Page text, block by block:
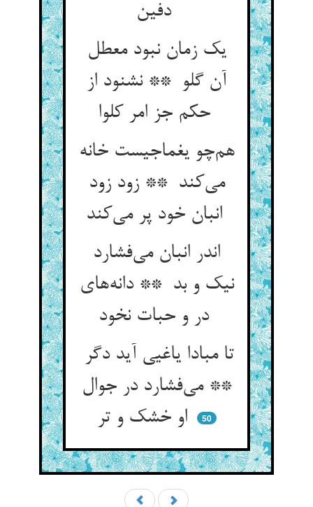
دفین
یک زمان نبود معطل
آن گلو ** نشنود از
حکم جز امر کلوا
هم‌چو یغماجیست خانه
می‌کند ** زود زود
انبان خود پر می‌کند
اندر انبان می‌فشارد
نیک و بد ** دانه‌های
در و حبات نخود
تا مبادا یاغیی آید دگر
** می‌فشارد در جوال
او خشک و تر
50